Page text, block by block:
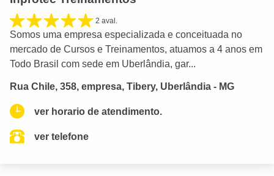
2 aval.
Somos uma empresa especializada e conceituada no
mercado de Cursos e Treinamentos, atuamos a 4 anos em
Todo Brasil com sede em Uberlândia, gar...
Rua Chile, 358, empresa, Tibery, Uberlândia - MG
ver horario de atendimento.
ver telefone